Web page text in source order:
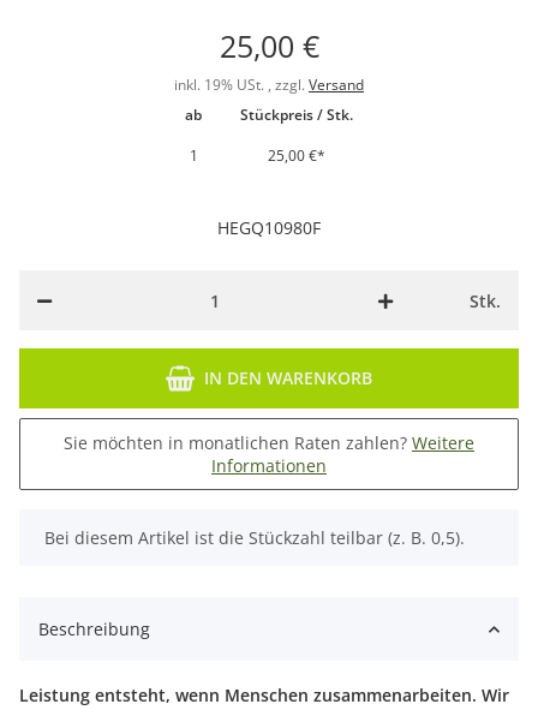
25,00 €
inkl. 19% USt. , zzgl. Versand
ab
Stückpreis / Stk.
1
25,00 €*
HEGQ10980F
Stk.
IN DEN WARENKORB
Sie möchten in monatlichen Raten zahlen? Weitere
Informationen
x
Bei diesem Artikel ist die Stückzahl teilbar (z. B. 0,5).
Beschreibung
Leistung entsteht, wenn Menschen zusammenarbeiten. Wir